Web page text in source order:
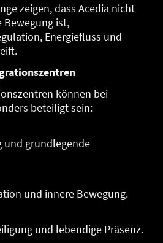
zeigen, dass Acedia nicht
ist,
Energiefluss und
können bei
beteiligt sein:
grundlegende
und innere Bewegung.
und lebendige Präsenz.